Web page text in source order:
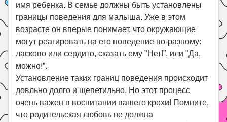
имя ребенка. В семье должны быть установлены
границы поведения для малыша. Уже в этом
возрасте он вперые понимает, что окружающие
могут реагировать на его поведение по-разному:
ласково или сердито, сказать ему "Нет!”, или "Да,
можно!”.
Установление таких границ поведения происходит
довльно долго и щепетильно. Но этот процесс
очень важен в воспитании вашего крохи! Помните,
что родительская любовь не должна